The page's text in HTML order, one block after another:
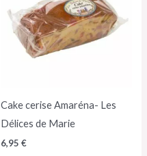
Cake cerise Amaréna- Les
Délices de Marie
6,95 €